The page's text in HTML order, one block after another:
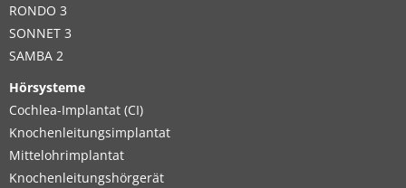
RONDO 3
SONNET 3
SAMBA 2
Hörsysteme
Cochlea-Implantat (CI)
Knochenleitungsimplantat
Mittelohrimplantat
Knochenleitungshörgerät